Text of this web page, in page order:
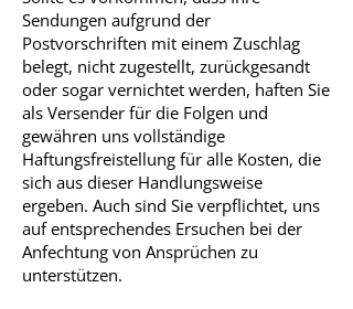
Sendungen aufgrund der
Postvorschriften mit einem Zuschlag
belegt, nicht zugestellt, zurückgesandt
oder sogar vernichtet werden, haften Sie
als Versender für die Folgen und
gewähren uns vollständige
Haftungsfreistellung für alle Kosten, die
sich aus dieser Handlungsweise
ergeben. Auch sind Sie verpflichtet, uns
auf entsprechendes Ersuchen bei der
Anfechtung von Ansprüchen zu
unterstützen.